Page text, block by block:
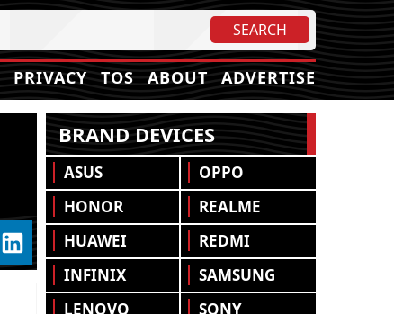
PRIVACY TOS ABOUT ADVERTISE
BRAND DEVICES
ASUS
HONOR
HUAWEI
INFINIX
LENOVO
OPPO
REALME
REDMI
SAMSUNG
SONY